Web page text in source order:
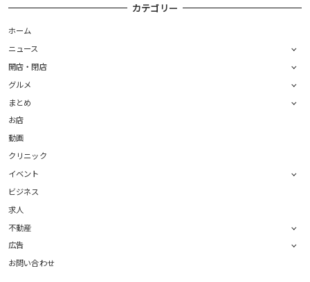
カテゴリー
ホーム
ニュース
開店・閉店
グルメ
まとめ
お店
動画
クリニック
イベント
ビジネス
求人
不動産
広告
お問い合わせ